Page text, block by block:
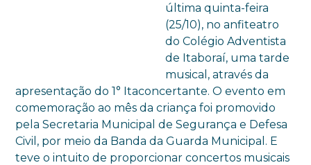
última quinta-feira
(25/10), no anfiteatro
do Colégio Adventista
de Itaboraí, uma tarde
musical, através da
apresentação do 1° Itaconcertante. O evento em
comemoração ao mês da criança foi promovido
pela Secretaria Municipal de Segurança e Defesa
Civil, por meio da Banda da Guarda Municipal. E
teve o intuito de proporcionar concertos musicais